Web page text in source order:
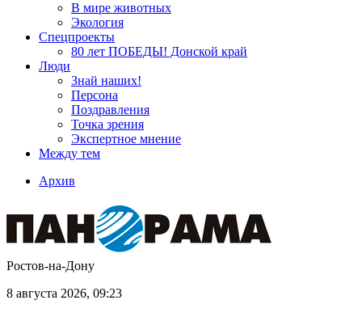
В мире животных
Экология
Спецпроекты
80 лет ПОБЕДЫ! Донской край
Люди
Знай наших!
Персона
Поздравления
Точка зрения
Экспертное мнение
Между тем
Архив
Ростов-на-Дону
8 августа 2026, 09:23